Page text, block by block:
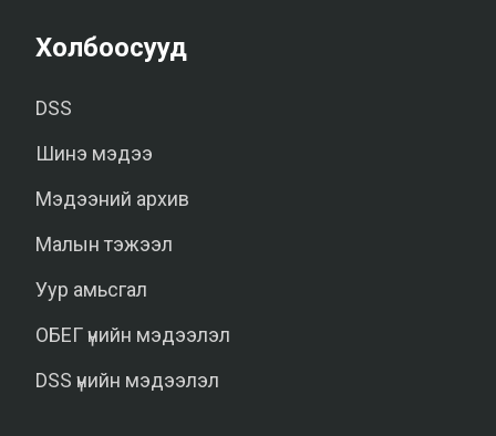
Холбоосууд
DSS
Шинэ мэдээ
Мэдээний архив
Малын тэжээл
Уур амьсгал
ОБЕГ үнийн мэдээлэл
DSS үнийн мэдээлэл